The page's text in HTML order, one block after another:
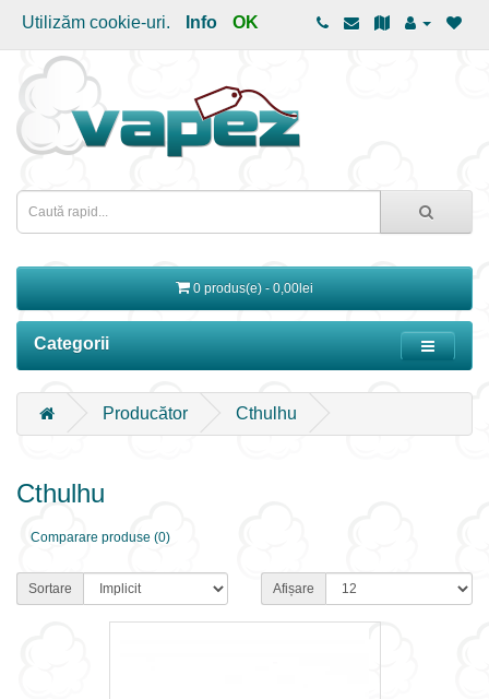
Utilizăm cookie-uri. Info OK
0 produs(e) - 0,00lei
Categorii
Producător Cthulhu
Cthulhu
Comparare produse (0)
Sortare Afișare